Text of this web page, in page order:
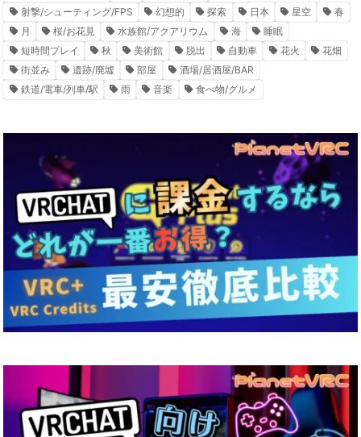
射撃/シューティング/FPS
幻想的 探索 日本 星空
春
月
桜/お花見 水族館/アクアリウム 海
睡眠
短時間プレイ
秋 美術館 脱出 自動車 花火
花畑
街並み
遺跡/廃墟 部屋
酒場/居酒屋/BAR
鉄道/電車/列車/駅
雨 音楽 食べ物/グルメ